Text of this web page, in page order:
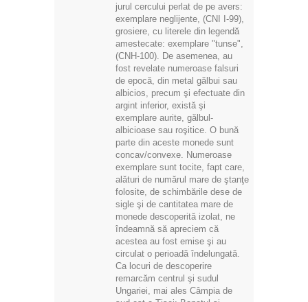
jurul cercului perlat de pe avers:
exemplare neglijente, (CNI I-99),
grosiere, cu literele din legendă
amestecate: exemplare "tunse",
(CNH-100). De asemenea, au
fost revelate numeroase falsuri
de epocă, din metal gălbui sau
albicios, precum şi efectuate din
argint inferior, există şi
exemplare aurite, gălbul-
albicioase sau roşitice. O bună
parte din aceste monede sunt
concav/convexe. Numeroase
exemplare sunt tocite, fapt care,
alături de numărul mare de ştanţe
folosite, de schimbările dese de
sigle şi de cantitatea mare de
monede descoperită izolat, ne
îndeamnă să apreciem că
acestea au fost emise şi au
circulat o perioadă îndelungată.
Ca locuri de descoperire
remarcăm centrul şi sudul
Ungariei, mai ales Câmpia de